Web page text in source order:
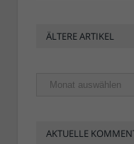
ÄLTERE ARTIKEL
Ältere
Artikel
AKTUELLE